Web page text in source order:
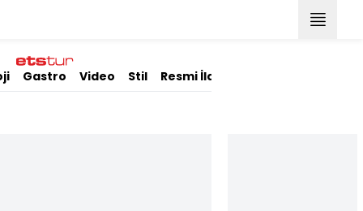
Gastro Video Stil Resmi İlanlar